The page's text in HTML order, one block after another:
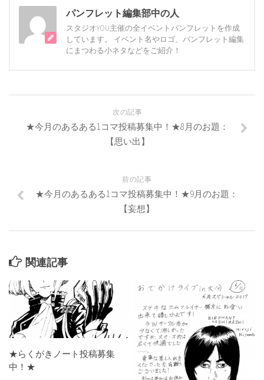
パンフレット編集部中の人
スタジオYOU主催の全イベントパンフレットを作成
しています。 イベント名やロゴ、パンフレット編集
にまつわる小ネタなどをご紹介！
次の記事
★今月のあるある1コマ投稿募集中！★8月のお題：
【思い出】
前の記事
★今月のあるある1コマ投稿募集中！★9月のお題：
【妄想】
関連記事
★らくがきノート投稿募集
中！★